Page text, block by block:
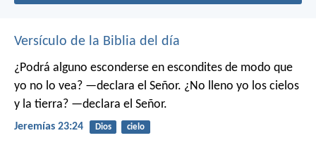
Versículo de la Biblia del día
¿Podrá alguno esconderse en escondites de modo que
yo no lo vea? —declara el Señor. ¿No lleno yo los cielos
y la tierra? —declara el Señor.
Jeremías 23:24 Dios cielo